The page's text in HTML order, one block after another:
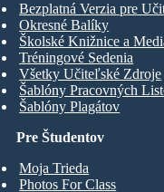
Pre Študentov
Moja Trieda
Photos For Class
Bezplatná Verzia pre
Okresné Balíky
Školské Knižnice a
Tréningové Sedenia
Všetky Učiteľské Zdroje
Šablóny Pracovných
Šablóny Plagátov